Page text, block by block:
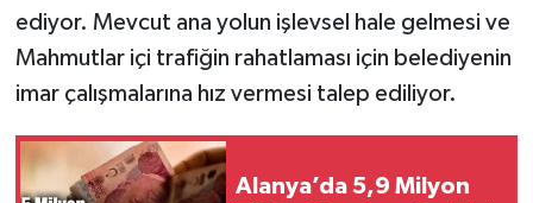
ediyor. Mevcut ana yolun işlevsel hale gelmesi ve
Mahmutlar içi trafiğin rahatlaması için belediyenin
imar çalışmalarına hız vermesi talep ediliyor.
Alanya’da 5,9 Milyon